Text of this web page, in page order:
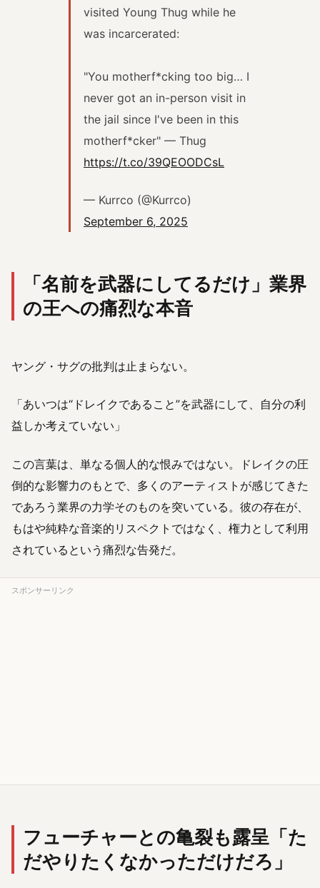
visited Young Thug while he
was incarcerated:
"You motherf*cking too big… I
never got an in-person visit in
the jail since I've been in this
motherf*cker" — Thug
https://t.co/39QEOODCsL
— Kurrco (@Kurrco)
September 6, 2025
「名前を武器にしてるだけ」業界
の王への痛烈な本音
ヤング・サグの批判は止まらない。
「あいつは“ドレイクであること”を武器にして、自分の利
益しか考えていない」
この言葉は、単なる個人的な恨みではない。ドレイクの圧
倒的な影響力のもとで、多くのアーティストが感じてきた
であろう業界の力学そのものを突いている。彼の存在が、
もはや純粋な音楽的リスペクトではなく、権力として利用
されているという痛烈な告発だ。
スポンサーリンク
フューチャーとの亀裂も露呈「た
だやりたくなかっただけだろ」